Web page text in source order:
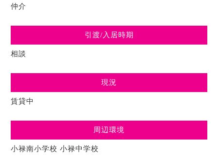
仲介
引渡/入居時期
相談
現況
賃貸中
周辺環境
小禄南小学校 小禄中学校